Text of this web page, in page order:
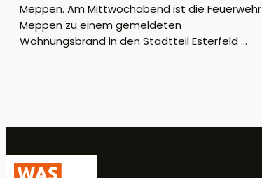
Meppen. Am Mittwochabend ist die Feuerwehr
Meppen zu einem gemeldeten
Wohnungsbrand in den Stadtteil Esterfeld ...